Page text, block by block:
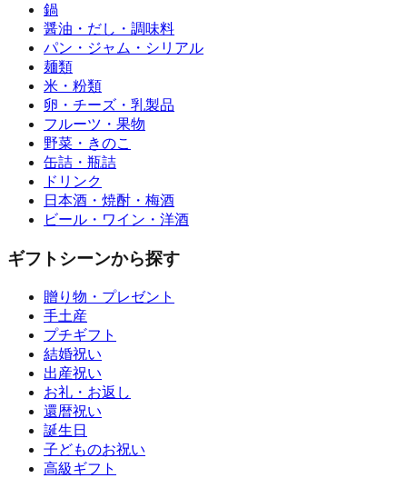
鍋
醤油・だし・調味料
パン・ジャム・シリアル
麺類
米・粉類
卵・チーズ・乳製品
フルーツ・果物
野菜・きのこ
缶詰・瓶詰
ドリンク
日本酒・焼酎・梅酒
ビール・ワイン・洋酒
ギフトシーンから探す
贈り物・プレゼント
手土産
プチギフト
結婚祝い
出産祝い
お礼・お返し
還暦祝い
誕生日
子どものお祝い
高級ギフト